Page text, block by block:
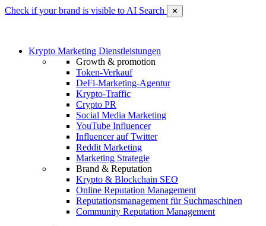
Check if your brand is visible to AI Search ✕
Krypto Marketing Dienstleistungen
Growth & promotion
Token-Verkauf
DeFi-Marketing-Agentur
Krypto-Traffic
Crypto PR
Social Media Marketing
YouTube Influencer
Influencer auf Twitter
Reddit Marketing
Marketing Strategie
Brand & Reputation
Krypto & Blockchain SEO
Online Reputation Management
Reputationsmanagement für Suchmaschinen
Community Reputation Management